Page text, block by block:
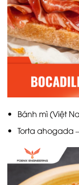
Bánh mì (Việt
Torta ahogada